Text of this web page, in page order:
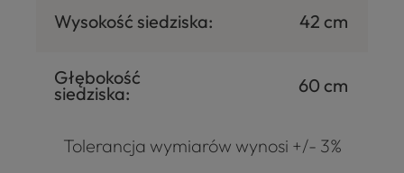
Wysokość siedziska: 42 cm
Głębokość
siedziska: 60 cm
Tolerancja wymiarów wynosi +/- 3%